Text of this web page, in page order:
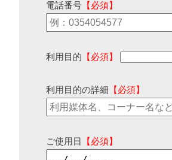
電話番号 【必須】
利用目的 【必須】
利用目的の詳細 【必須】
ご使用日 【必須】